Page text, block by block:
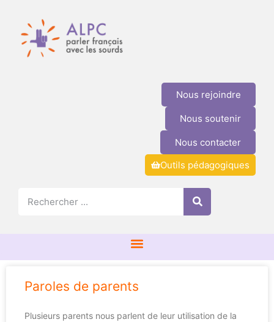
Nous rejoindre
Nous soutenir
Nous contacter
Outils pédagogiques
Paroles de parents
Plusieurs parents nous parlent de leur utilisation de la